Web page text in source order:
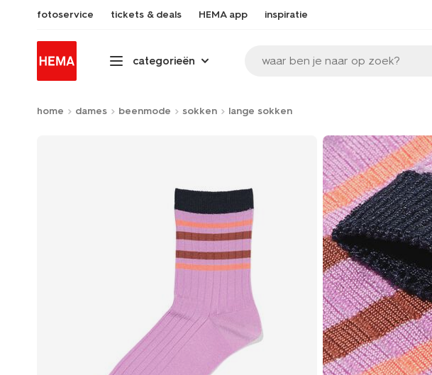
fotoservice tickets & deals HEMA app inspiratie
categorieën waar ben je naar op zoek?
home dames beenmode sokken lange sokken